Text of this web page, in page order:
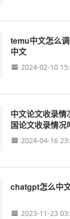
temu中文怎么
中文
2024-02-10
中文论文收录情
国论文收录情况
2024-04-16
chatgpt怎么中
2023-11-23